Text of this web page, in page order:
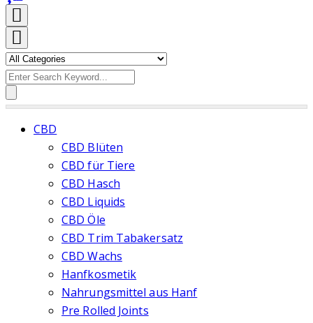
Search
CBD
CBD Blüten
CBD für Tiere
CBD Hasch
CBD Liquids
CBD Öle
CBD Trim Tabakersatz
CBD Wachs
Hanfkosmetik
Nahrungsmittel aus Hanf
Pre Rolled Joints